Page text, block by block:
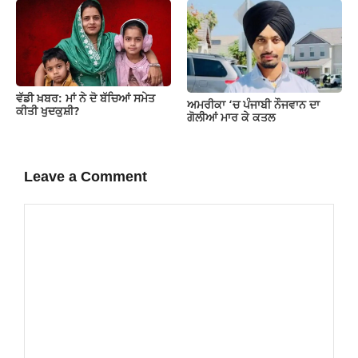
ਵੱਡੀ ਖ਼ਬਰ: ਮਾਂ ਨੇ ਦੋ ਬੱਚਿਆਂ ਸਮੇਤ
ਕੀਤੀ ਖੁਦਕੁਸ਼ੀ?
ਅਮਰੀਕਾ ‘ਚ ਪੰਜਾਬੀ ਨੌਜਵਾਨ ਦਾ
ਗੋਲੀਆਂ ਮਾਰ ਕੇ ਕਤਲ
Leave a Comment